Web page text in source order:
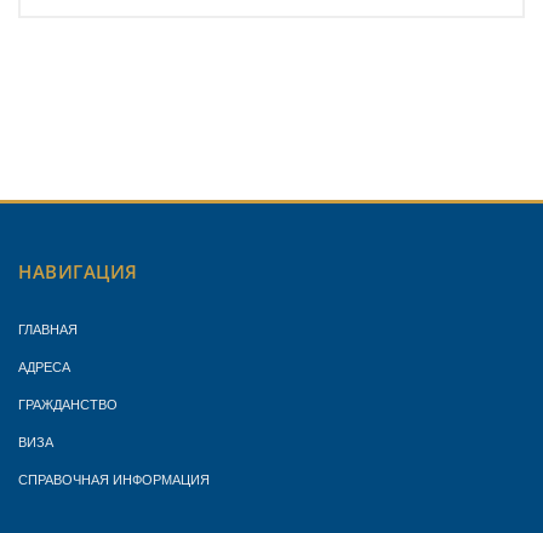
НАВИГАЦИЯ
ГЛАВНАЯ
АДРЕСА
ГРАЖДАНСТВО
ВИЗА
СПРАВОЧНАЯ ИНФОРМАЦИЯ